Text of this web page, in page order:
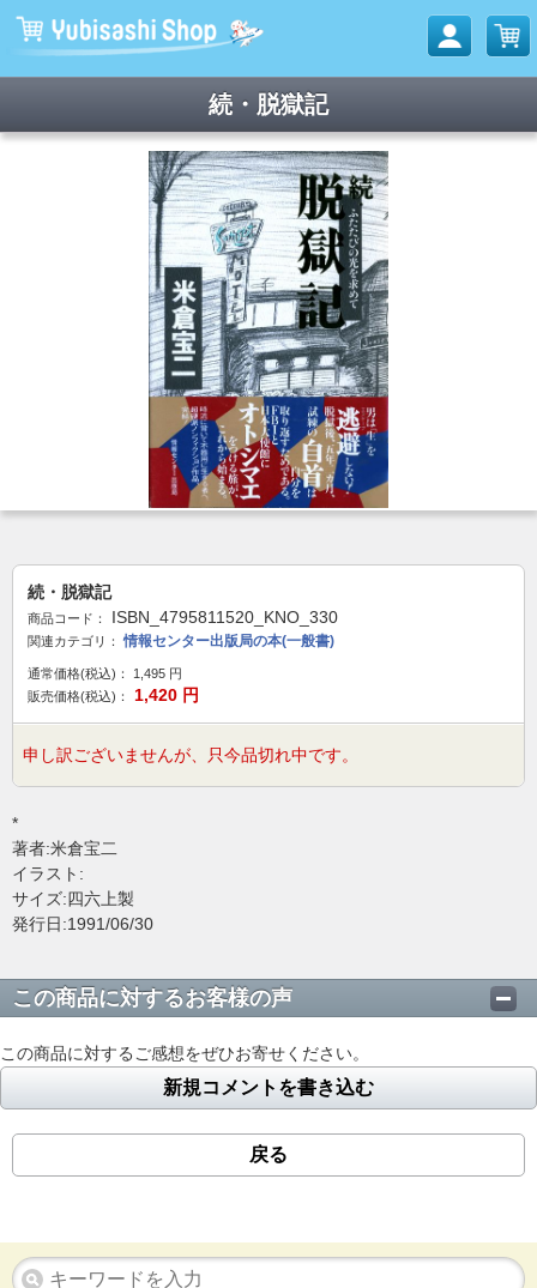
続・脱獄記
続・脱獄記
商品コード： ISBN_4795811520_KNO_330
関連カテゴリ： 情報センター出版局の本(一般書)
通常価格(税込)： 1,495 円
販売価格(税込)：
1,420 円
申し訳ございませんが、只今品切れ中です。
*
著者:米倉宝二
イラスト:
サイズ:四六上製
発行日:1991/06/30
この商品に対するお客様の声
この商品に対するご感想をぜひお寄せください。
新規コメントを書き込む
戻る